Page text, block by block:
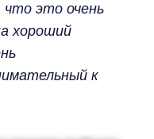
что это очень
хороший
к